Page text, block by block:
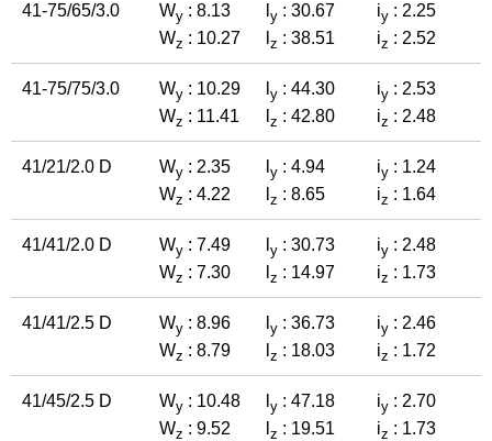
41-75/65/3.0 Wy : 8.13
Wz : 10.27
y : 30.67
z : 38.51
iy : 2.25
iz : 2.52
41-75/75/3.0 Wy : 10.29
Wz : 11.41
y : 44.30
z : 42.80
iy : 2.53
iz : 2.48
41/21/2.0 D Wy : 2.35
Wz : 4.22
y : 4.94
z : 8.65
iy : 1.24
iz : 1.64
41/41/2.0 D Wy : 7.49
Wz : 7.30
y : 30.73
z : 14.97
iy : 2.48
iz : 1.73
41/41/2.5 D Wy : 8.96
Wz : 8.79
y : 36.73
z : 18.03
iy : 2.46
iz : 1.72
41/45/2.5 D Wy : 10.48
Wz : 9.52
y : 47.18
z : 19.51
iy : 2.70
iz : 1.73